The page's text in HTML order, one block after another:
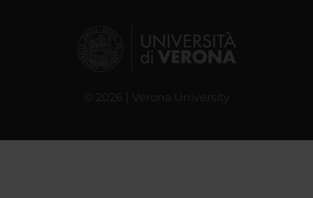
© 2026 | Verona University